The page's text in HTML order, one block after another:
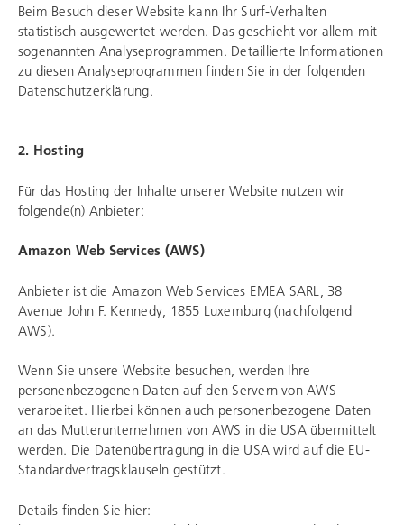
Beim Besuch dieser Website kann Ihr Surf-Verhalten
statistisch ausgewertet werden. Das geschieht vor allem mit
sogenannten Analyseprogrammen. Detaillierte Informationen
zu diesen Analyseprogrammen finden Sie in der folgenden
Datenschutzerklärung.
2. Hosting
Für das Hosting der Inhalte unserer Website nutzen wir
folgende(n) Anbieter:
Amazon Web Services (AWS)
Anbieter ist die Amazon Web Services EMEA SARL, 38
Avenue John F. Kennedy, 1855 Luxemburg (nachfolgend
AWS).
Wenn Sie unsere Website besuchen, werden Ihre
personenbezogenen Daten auf den Servern von AWS
verarbeitet. Hierbei können auch personenbezogene Daten
an das Mutterunternehmen von AWS in die USA übermittelt
werden. Die Datenübertragung in die USA wird auf die EU-
Standardvertragsklauseln gestützt.
Details finden Sie hier: